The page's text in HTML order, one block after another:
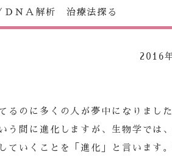
ＤＮＡ解析 治療法探る
2016
るのに多くの人が夢中になりまし
う間に進化しますが、生物学では
ていくことを「進化」と言います